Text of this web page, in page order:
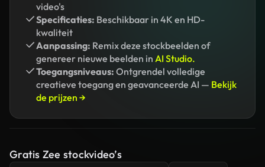
video's
Specificaties: Beschikbaar in 4K en HD-
kwaliteit
Aanpassing: Remix deze stockbeelden of
genereer nieuwe beelden in AI Studio.
Toegangsniveaus: Ontgrendel volledige
creatieve toegang en geavanceerde AI — Bekijk
de prijzen →
Gratis Zee stockvideo’s